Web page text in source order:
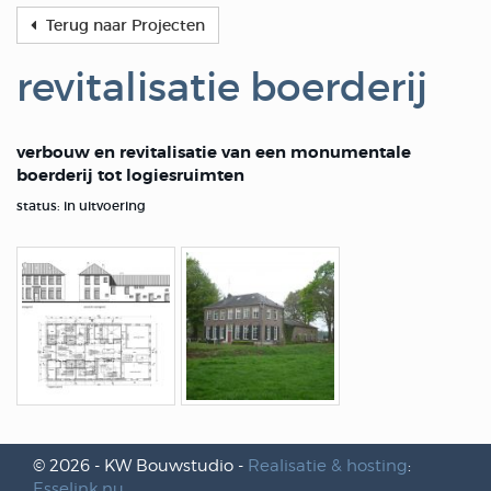
Terug naar Projecten
revitalisatie boerderij
verbouw en revitalisatie van een monumentale
boerderij tot logiesruimten
status: in uitvoering
© 2026 - KW Bouwstudio - Realisatie & hosting: